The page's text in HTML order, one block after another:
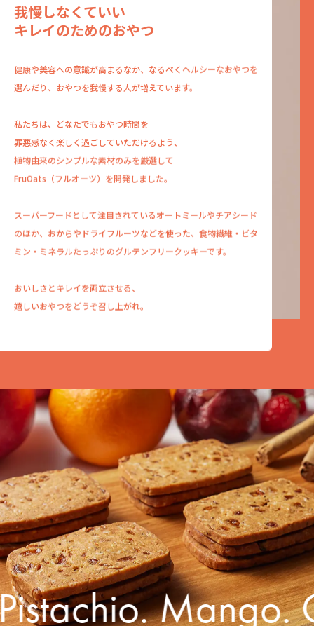
我慢しなくていい
キレイのためのおやつ
健康や美容への意識が高まるなか、 なるべくヘルシーなおやつを
選んだり、 おやつを我慢する人が増えています。
私たちは、どなたでもおやつ時間を
罪悪感なく楽しく過ごしていただけるよう、
植物由来のシンプルな素材のみを厳選して
FruOats（フルオーツ）を開発しました。
スーパーフードとして注目されているオートミールやチアシード
のほか、おからやドライフルーツなどを使った、 食物繊維・ビタ
ミン・ミネラルたっぷりのグルテンフリークッキーです。
おいしさとキレイを両立させる、
嬉しいおやつをどうぞ召し上がれ。
Mango.